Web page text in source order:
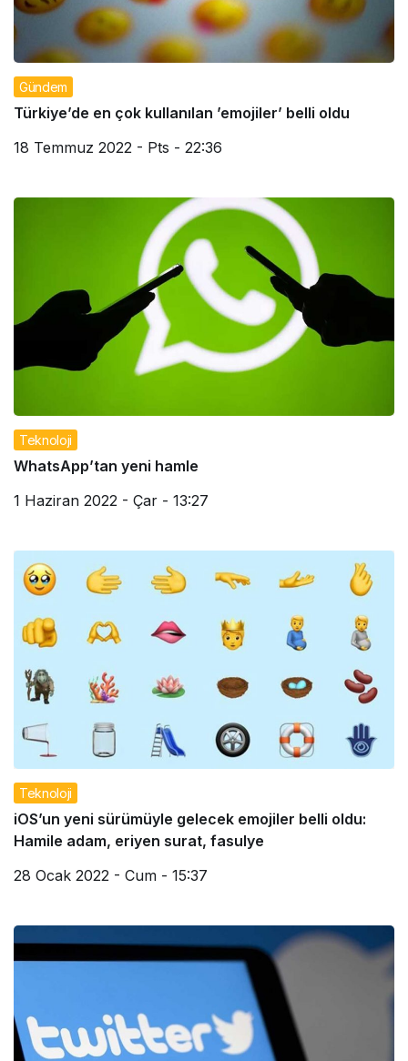
Gündem
Türkiye’de en çok kullanılan ’emojiler’ belli oldu
18 Temmuz 2022 - Pts - 22:36
Teknoloji
WhatsApp’tan yeni hamle
1 Haziran 2022 - Çar - 13:27
Teknoloji
iOS’un yeni sürümüyle gelecek emojiler belli oldu:
Hamile adam, eriyen surat, fasulye
28 Ocak 2022 - Cum - 15:37